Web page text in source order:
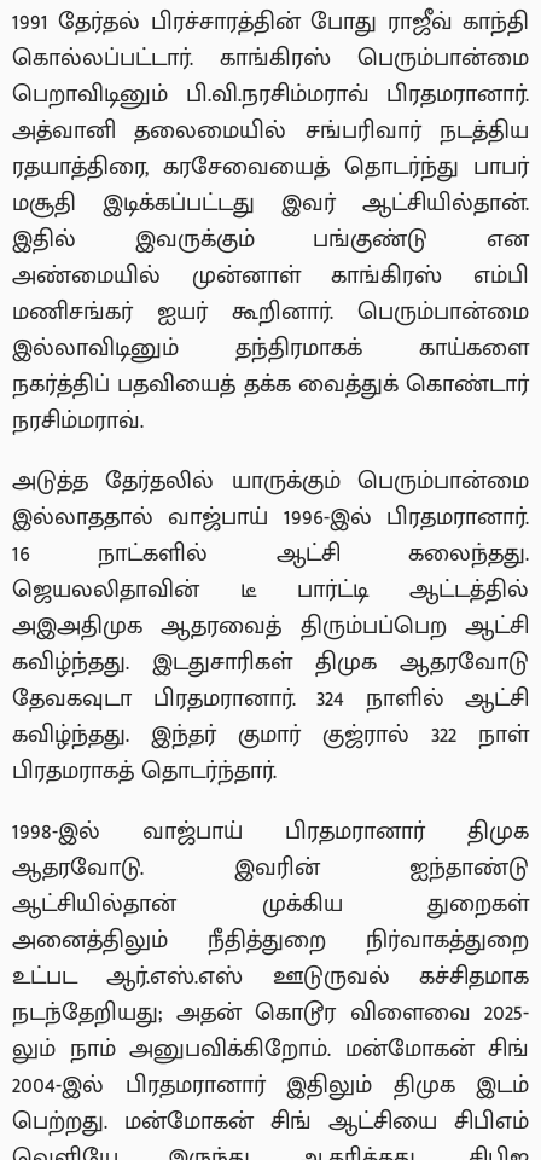
1991 தேர்தல் பிரச்சாரத்தின் போது ராஜீவ் காந்தி
கொல்லப்பட்டார். காங்கிரஸ் பெரும்பான்மை
பெறாவிடினும் பி.வி.நரசிம்மராவ் பிரதமரானார்.
அத்வானி தலைமையில் சங்பரிவார் நடத்திய
ரதயாத்திரை, கரசேவையைத் தொடர்ந்து பாபர்
மசூதி இடிக்கப்பட்டது இவர் ஆட்சியில்தான்.
இதில் இவருக்கும் பங்குண்டு என
அண்மையில் முன்னாள் காங்கிரஸ் எம்பி
மணிசங்கர் ஐயர் கூறினார். பெரும்பான்மை
இல்லாவிடினும் தந்திரமாகக் காய்களை
நகர்த்திப் பதவியைத் தக்க வைத்துக் கொண்டார்
நரசிம்மராவ்.
அடுத்த தேர்தலில் யாருக்கும் பெரும்பான்மை
இல்லாததால் வாஜ்பாய் 1996-இல் பிரதமரானார்.
16 நாட்களில் ஆட்சி கலைந்தது.
ஜெயலலிதாவின் டீ பார்ட்டி ஆட்டத்தில்
அஇஅதிமுக ஆதரவைத் திரும்பப்பெற ஆட்சி
கவிழ்ந்தது. இடதுசாரிகள் திமுக ஆதரவோடு
தேவகவுடா பிரதமரானார். 324 நாளில் ஆட்சி
கவிழ்ந்தது. இந்தர் குமார் குஜ்ரால் 322 நாள்
பிரதமராகத் தொடர்ந்தார்.
1998-இல் வாஜ்பாய் பிரதமரானார் திமுக
ஆதரவோடு. இவரின் ஐந்தாண்டு
ஆட்சியில்தான் முக்கிய துறைகள்
அனைத்திலும் நீதித்துறை நிர்வாகத்துறை
உட்பட ஆர்.எஸ்.எஸ் ஊடுருவல் கச்சிதமாக
நடந்தேறியது; அதன் கொடூர விளைவை 2025-
லும் நாம் அனுபவிக்கிறோம். மன்மோகன் சிங்
2004-இல் பிரதமரானார் இதிலும் திமுக இடம்
பெற்றது. மன்மோகன் சிங் ஆட்சியை சிபிஎம்